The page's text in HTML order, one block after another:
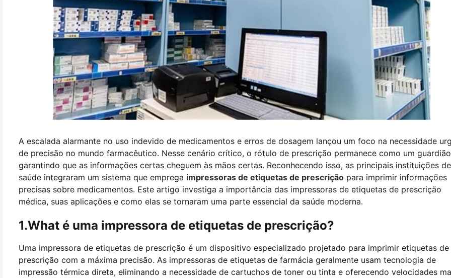
A escalada alarmante no uso indevido de medicamentos e erros de dosagem lançou um foco na necessidade
de precisão no mundo farmacêutico. Nesse cenário crítico, o rótulo de prescrição permanece como um
garantindo que as informações certas cheguem às mãos certas. Reconhecendo isso, as principais instituições de
saúde integraram um sistema que emprega impressoras de etiquetas de prescrição para imprimir informações
precisas sobre medicamentos. Este artigo investiga a importância das impressoras de etiquetas de prescrição
médica, suas aplicações e como elas se tornaram uma parte essencial da saúde moderna.
1.What é uma impressora de etiquetas de prescrição?
Uma impressora de etiquetas de prescrição é um dispositivo especializado projetado para imprimir etiquetas de
prescrição com a máxima precisão. As impressoras de etiquetas de farmácia geralmente usam tecnologia de
impressão térmica direta, eliminando a necessidade de cartuchos de toner ou tinta e oferecendo velocidades